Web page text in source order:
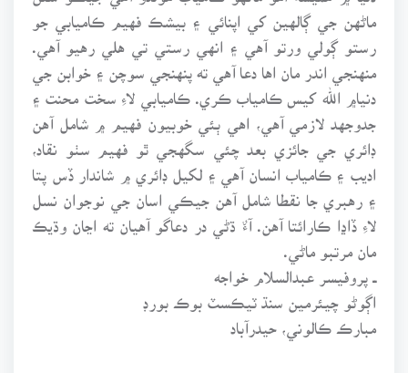
ماڻهن جي ڳالهين کي اپنائي ۽ بيشڪ فهيم ڪاميابي جو
رستو ڳولي ورتو آهي ۽ انهي رستي تي هلي رهيو آهي.
منهنجي اندر مان اها دعا آهي ته پنهنجي سوچن ۽ خوابن جي
دنيا۾ الله کيس ڪامياب ڪري. ڪاميابي لاءِ سخت محنت ۽
جدوجهد لازمي آهي، اهي ٻئي خوبيون فهيم ۾ شامل آهن
ڊائري جي جائزي بعد چئي سگهجي ٿو فهيم سٺو نقاد،
اديب ۽ ڪامياب انسان آهي ۽ لکيل ڊائري ۾ شاندار ڏس پتا
۽ رهبري جا نقطا شامل آهن جيڪي اسان جي نوجوان نسل
لاءِ ڏاڍا ڪارائتا آهن. آءٌ ڌڻي در دعاگو آهيان ته اڃان وڌيڪ
مان مرتبو ماڻي.
ــ پروفيسر عبدالسلام خواجه
اڳوڻو چيئرمين سنڌ ٽيڪسٽ بوڪ بورڊ
مبارڪ ڪالوني، حيدرآباد